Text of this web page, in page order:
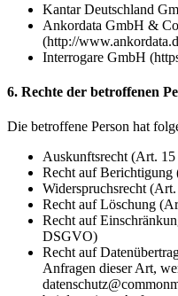
Kantar Deutschland
Ankordata GmbH &
(http://
Interrogare GmbH
6. Rechte der betroffenen
Die betroffene Person hat
Auskunftsrecht (Art.
Recht auf
Widerspruchsrecht
Recht auf Löschung
Recht auf
DSGVO)
Recht auf
Anfragen dieser Art,